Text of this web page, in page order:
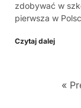
zdobywać w
pierwsza w
Czytaj dalej
«